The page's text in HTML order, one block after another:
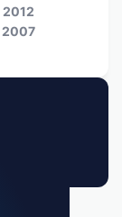
2012
2007